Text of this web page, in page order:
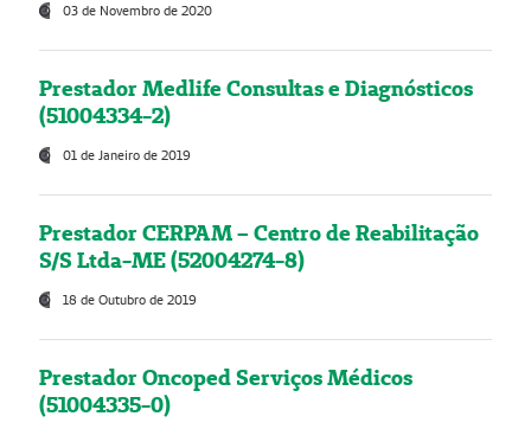
03 de Novembro de 2020
Prestador Medlife Consultas e Diagnósticos
(51004334-2)
01 de Janeiro de 2019
Prestador CERPAM – Centro de Reabilitação
S/S Ltda-ME (52004274-8)
18 de Outubro de 2019
Prestador Oncoped Serviços Médicos
(51004335-0)